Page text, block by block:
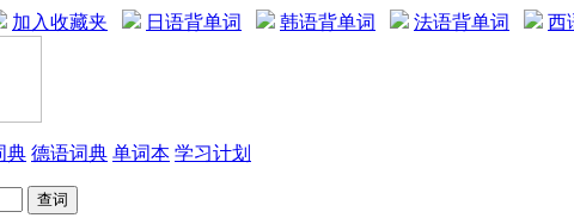
加入收藏夹 日语背单词 韩语背单词 法语背单词 西
典 德语词典 单词本 学习计划